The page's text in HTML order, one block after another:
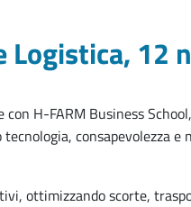
12
H-FARM Business
consapevolezza e
ottimizzando scorte,